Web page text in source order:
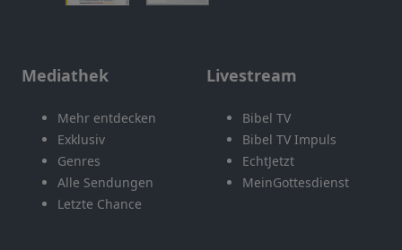
Mediathek
Mehr entdecken
Exklusiv
Genres
Alle Sendungen
Letzte Chance
Livestream
Bibel TV
Bibel TV Impuls
EchtJetzt
MeinGottesdienst